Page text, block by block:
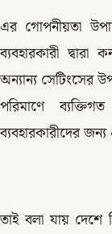
এর গোপনীয়তা
ব্যবহারকারী
অন্যান্য সেটিংসের
পরিমাণে
ব্যবহারকারীদের
তাই বলা যায় দেশে